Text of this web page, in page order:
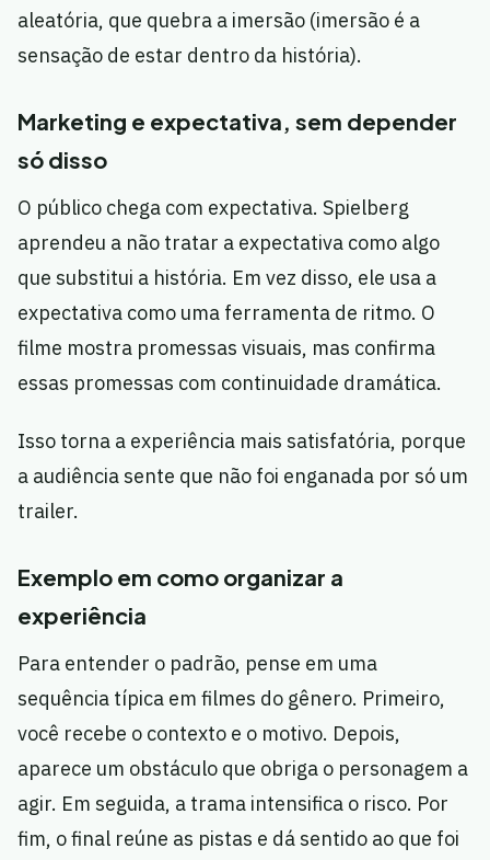
aleatória, que quebra a imersão (imersão é a
sensação de estar dentro da história).
Marketing e expectativa, sem depender
só disso
O público chega com expectativa. Spielberg
aprendeu a não tratar a expectativa como algo
que substitui a história. Em vez disso, ele usa a
expectativa como uma ferramenta de ritmo. O
filme mostra promessas visuais, mas confirma
essas promessas com continuidade dramática.
Isso torna a experiência mais satisfatória, porque
a audiência sente que não foi enganada por só um
trailer.
Exemplo em como organizar a
experiência
Para entender o padrão, pense em uma
sequência típica em filmes do gênero. Primeiro,
você recebe o contexto e o motivo. Depois,
aparece um obstáculo que obriga o personagem a
agir. Em seguida, a trama intensifica o risco. Por
fim, o final reúne as pistas e dá sentido ao que foi